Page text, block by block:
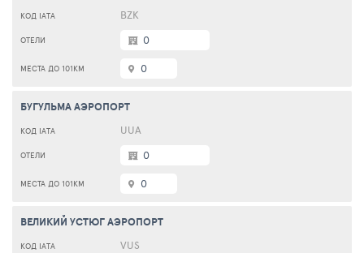
BZK
0
0
БУГУЛЬМА АЭРОПОРТ
UUA
0
0
ВЕЛИКИЙ УСТЮГ АЭРОПОРТ
VUS